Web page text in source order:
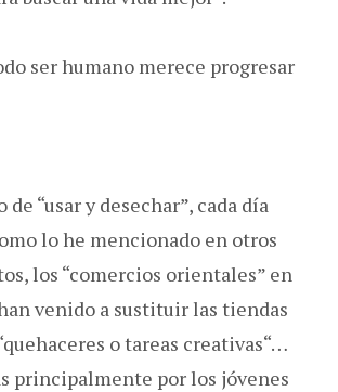
ser humano merece progresar
de “usar y desechar”, cada día
lo he mencionado en otros
los “comercios orientales” en
venido a sustituir las tiendas
o tareas creativas“…
principalmente por los jóvenes